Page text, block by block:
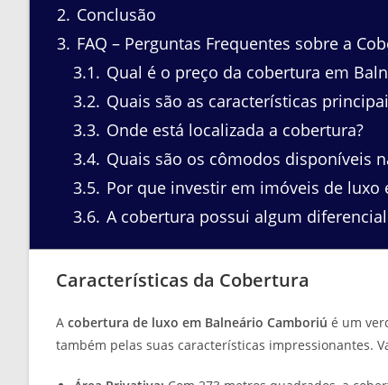
2 Conclusão
3 FAQ – Perguntas Frequentes sobre a
3.1
Qual é o preço da cobertura em
3.2 Quais são as características
3.3 Onde está localizada a cobertura?
3.4 Quais são os cômodos disponíveis
3.5 Por que investir em imóveis de luxo
3.6 A cobertura possui algum
Características da Cobertura
A cobertura de luxo em Balneário Camboriú é um
também pelas suas características impressionantes.